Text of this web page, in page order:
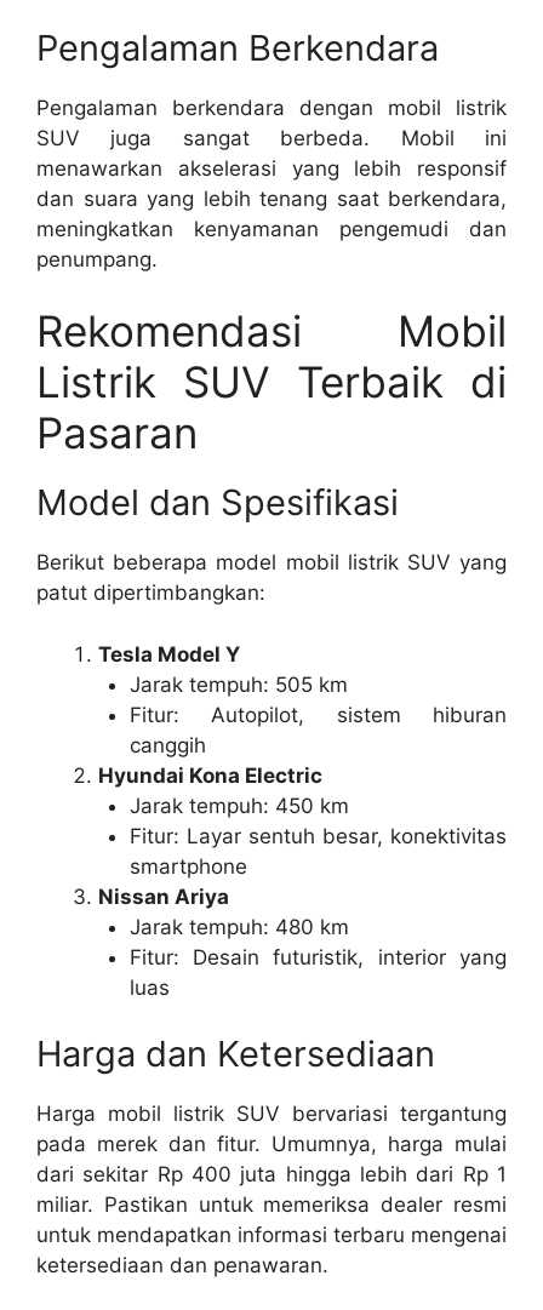
Pengalaman Berkendara
Pengalaman berkendara dengan mobil listrik
SUV juga sangat berbeda. Mobil ini
menawarkan akselerasi yang lebih responsif
dan suara yang lebih tenang saat berkendara,
meningkatkan kenyamanan pengemudi dan
penumpang.
Rekomendasi Mobil
Listrik SUV Terbaik di
Pasaran
Model dan Spesifikasi
Berikut beberapa model mobil listrik SUV yang
patut dipertimbangkan:
Tesla Model Y
Jarak tempuh: 505 km
Fitur: Autopilot, sistem hiburan
canggih
Hyundai Kona Electric
Jarak tempuh: 450 km
Fitur: Layar sentuh besar, konektivitas
smartphone
Nissan Ariya
Jarak tempuh: 480 km
Fitur: Desain futuristik, interior yang
luas
Harga dan Ketersediaan
Harga mobil listrik SUV bervariasi tergantung
pada merek dan fitur. Umumnya, harga mulai
dari sekitar Rp 400 juta hingga lebih dari Rp 1
miliar. Pastikan untuk memeriksa dealer resmi
untuk mendapatkan informasi terbaru mengenai
ketersediaan dan penawaran.